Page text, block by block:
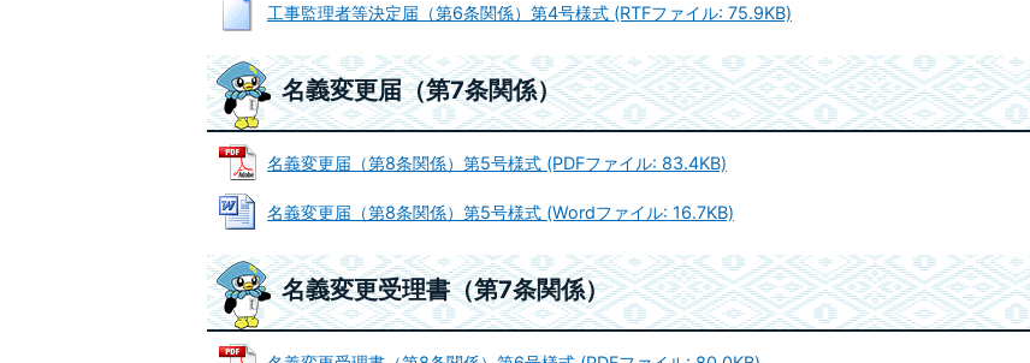
工事監理者等決定届（第6条関係）第4号様式 (RTFファイル: 75.9KB)
名義変更届（第7条関係）
名義変更届（第8条関係）第5号様式 (PDFファイル: 83.4KB)
名義変更届（第8条関係）第5号様式 (Wordファイル: 16.7KB)
名義変更受理書（第7条関係）